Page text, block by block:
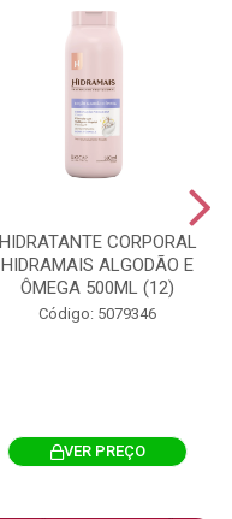
HIDRATANTE CORPORAL
HIDRAMAIS ALGODÃO E
ÔMEGA 500ML (12)
Código: 5079346
VER PREÇO